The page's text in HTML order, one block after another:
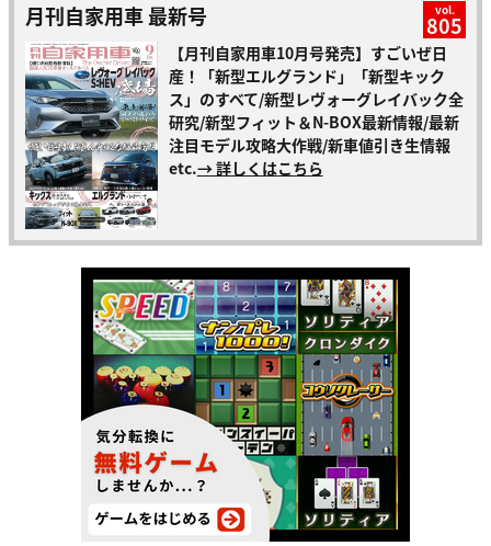
月刊自家用車 最新号 vol.
805
【月刊自家用車10月号発売】すごいぜ日
産！「新型エルグランド」「新型キック
ス」のすべて/新型レヴォーグレイバック全
研究/新型フィット＆N-BOX最新情報/最新
注目モデル攻略大作戦/新車値引き生情報
etc.→ 詳しくはこちら